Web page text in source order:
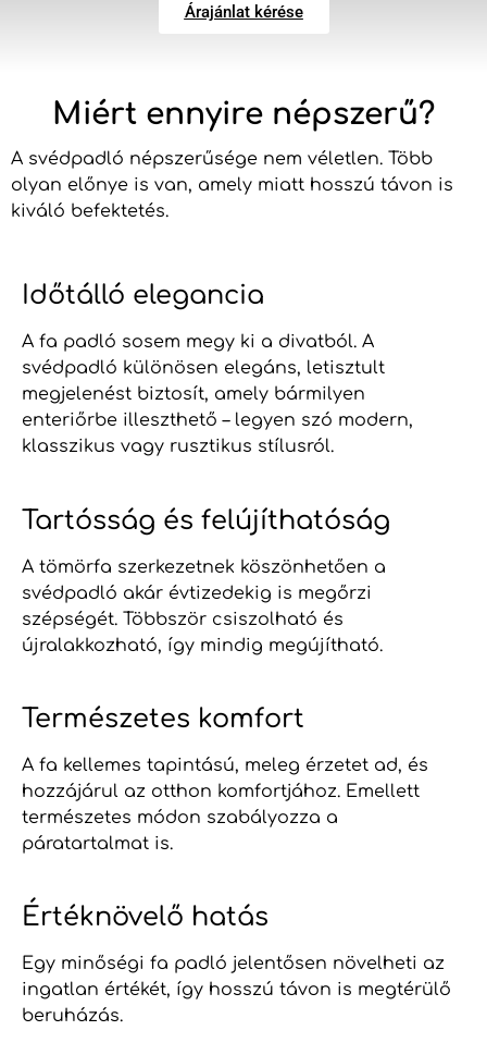
Árajánlat kérése
Miért ennyire népszerű?
A svédpadló népszerűsége nem véletlen. Több
olyan előnye is van, amely miatt hosszú távon is
kiváló befektetés.
Időtálló elegancia
A fa padló sosem megy ki a divatból. A
svédpadló különösen elegáns, letisztult
megjelenést biztosít, amely bármilyen
enteriőrbe illeszthető – legyen szó modern,
klasszikus vagy rusztikus stílusról.
Tartósság és felújíthatóság
A tömörfa szerkezetnek köszönhetően a
svédpadló akár évtizedekig is megőrzi
szépségét. Többször csiszolható és
újralakkozható, így mindig megújítható.
Természetes komfort
A fa kellemes tapintású, meleg érzetet ad, és
hozzájárul az otthon komfortjához. Emellett
természetes módon szabályozza a
páratartalmat is.
Értéknövelő hatás
Egy minőségi fa padló jelentősen növelheti az
ingatlan értékét, így hosszú távon is megtérülő
beruházás.